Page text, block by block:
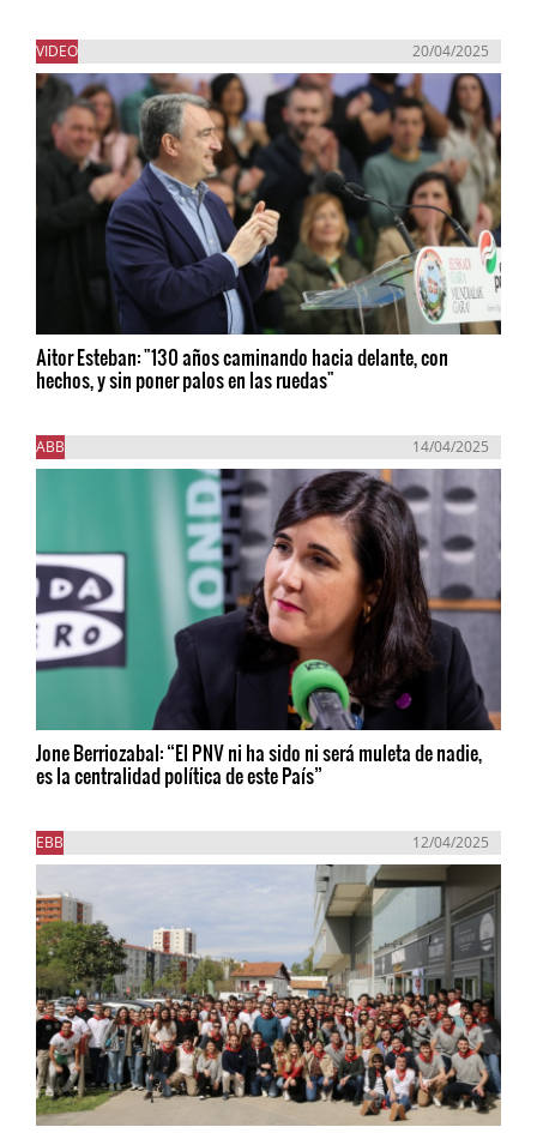
VIDEO 20/04/2025
Aitor Esteban: "130 años caminando hacia delante, con
hechos, y sin poner palos en las ruedas"
ABB 14/04/2025
Jone Berriozabal: “El PNV ni ha sido ni será muleta de nadie,
es la centralidad política de este País”
EBB 12/04/2025